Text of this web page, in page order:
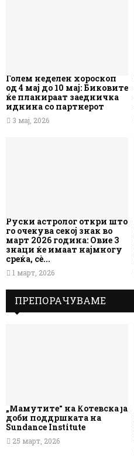
Голем неделен хороскоп
од 4 мај до 10 мај: Биковите
ќе планираат заедничка
иднина со партнерот
3 мај, 2026
Руски астролог откри што
го очекува секој знак во
март 2026 година: Овие 3
знаци ќе имаат најмногу
среќа, сè...
1 март, 2026
ПРЕПОРАЧУВАМЕ
„Мамутите“ на Котевска ја
доби поддршката на
Sundance Institute
25 март, 2026